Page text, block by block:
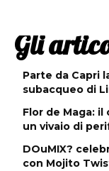
Gli
Parte da Capri
subacqueo di
Flor de Maga:
un vivaio di
DOuMIX?
con Mojito